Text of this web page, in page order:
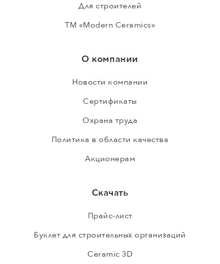
Для строителей
ТМ «Modern Ceramics»
О компании
Новости компании
Сертификаты
Охрана труда
Политика в области качества
Акционерам
Скачать
Прайс-лист
Буклет для строительных организаций
Ceramic 3D